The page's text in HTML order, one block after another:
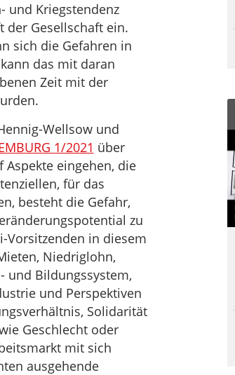
und Kriegstendenz
der Gesellschaft ein.
sich die Gefahren in
das mit daran
Zeit mit der
Wellsow und
1/2021 über
Aspekte eingehen, die
für das
besteht die Gefahr,
zu
Vorsitzenden in diesem
Niedriglohn,
und Bildungssystem,
und Perspektiven
Solidarität
Geschlecht oder
mit sich
ausgehende